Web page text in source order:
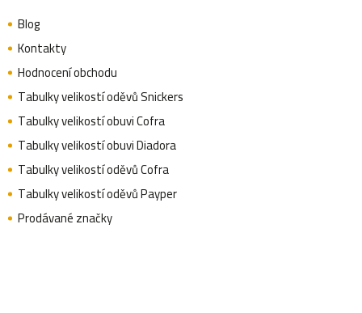
Blog
Kontakty
Hodnocení obchodu
Tabulky velikostí oděvů Snickers
Tabulky velikostí obuvi Cofra
Tabulky velikostí obuvi Diadora
Tabulky velikostí oděvů Cofra
Tabulky velikostí oděvů Payper
Prodávané značky